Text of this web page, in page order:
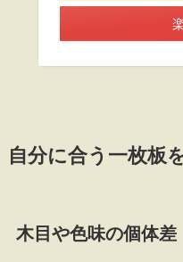
自分に合う一枚板
木目や色味の個体差